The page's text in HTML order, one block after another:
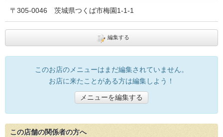
〒 305-0046 茨城県つくば市梅園1-1-1
編集する
このお店のメニューはまだ編集されていません。
お店に来たことがある方は編集しよう！
メニューを編集する
この店舗の関係者の方へ